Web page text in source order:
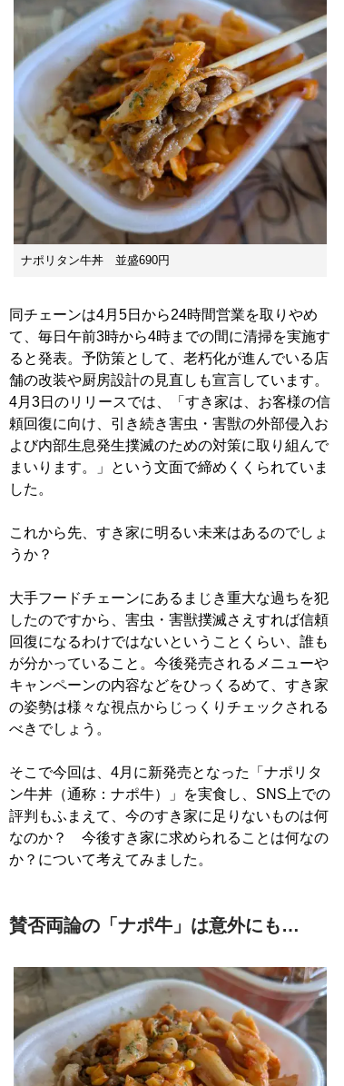
ナポリタン牛丼 並盛690円
同チェーンは4月5日から24時間営業を取りやめ
て、毎日午前3時から4時までの間に清掃を実施す
ると発表。予防策として、老朽化が進んでいる店
舗の改装や厨房設計の見直しも宣言しています。
4月3日のリリースでは、「すき家は、お客様の信
頼回復に向け、引き続き害虫・害獣の外部侵入お
よび内部生息発生撲滅のための対策に取り組んで
まいります。」という文面で締めくくられていま
した。
これから先、すき家に明るい未来はあるのでしょ
うか？
大手フードチェーンにあるまじき重大な過ちを犯
したのですから、害虫・害獣撲滅さえすれば信頼
回復になるわけではないということくらい、誰も
が分かっていること。今後発売されるメニューや
キャンペーンの内容などをひっくるめて、すき家
の姿勢は様々な視点からじっくりチェックされる
べきでしょう。
そこで今回は、4月に新発売となった「ナポリタ
ン牛丼（通称：ナポ牛）」を実食し、SNS上での
評判もふまえて、今のすき家に足りないものは何
なのか？ 今後すき家に求められることは何なの
か？について考えてみました。
賛否両論の「ナポ牛」は意外にも…